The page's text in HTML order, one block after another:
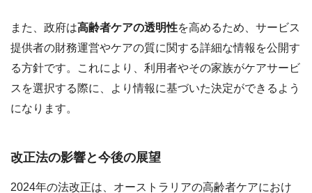
また、政府は高齢者ケアの透明性を高めるため、サービス
提供者の財務運営やケアの質に関する詳細な情報を公開す
る方針です。これにより、利用者やその家族がケアサービ
スを選択する際に、より情報に基づいた決定ができるよう
になります。
改正法の影響と今後の展望
2024年の法改正は、オーストラリアの高齢者ケアにおけ